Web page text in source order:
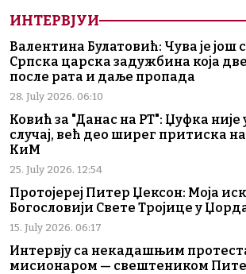
ИНТЕРВЈУИ
Валентина Булатовић: Чува је још
Српска царска задужбина која
после рата и даље пропада
28. July 2026. 06:10
Ковић за "Данас на РТ": Џуфка
случај, већ део ширег притиска
КиМ
25. July 2026. 12:54
Протојереј Питер Џексон: Моја
Богословији Свете Тројице у
15. July 2026. 06:17
Интервју са некадашњим
мисионаром — свештеником